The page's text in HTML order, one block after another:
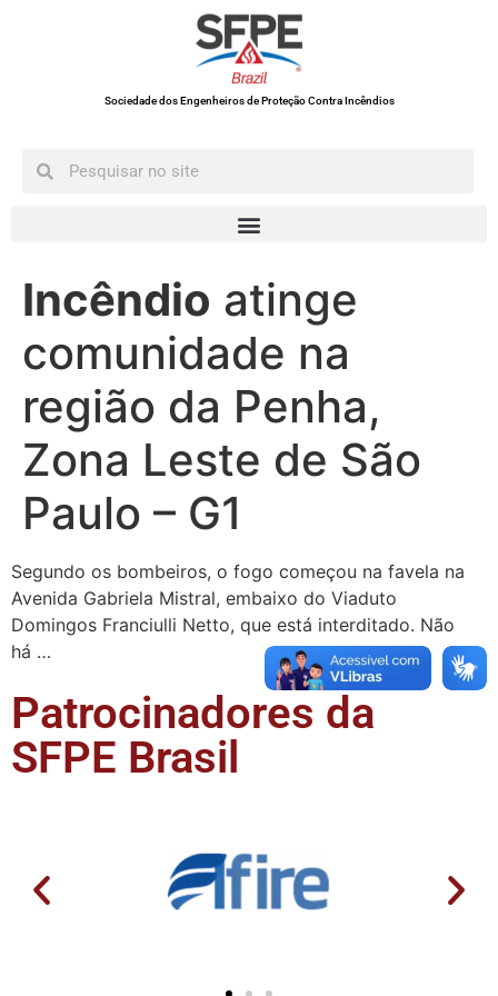
Sociedade dos Engenheiros de Proteção Contra Incêndios
Incêndio atinge
comunidade na
região da Penha,
Zona Leste de São
Paulo – G1
Segundo os bombeiros, o fogo começou na favela na
Avenida Gabriela Mistral, embaixo do Viaduto
Domingos Franciulli Netto, que está interditado. Não
há …
Patrocinadores da
SFPE Brasil